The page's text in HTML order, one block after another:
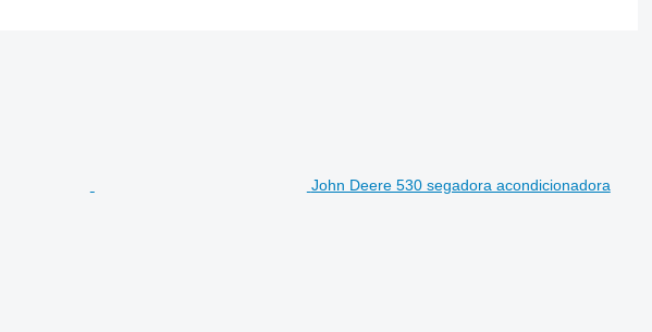
John Deere 530 segadora acondicionadora